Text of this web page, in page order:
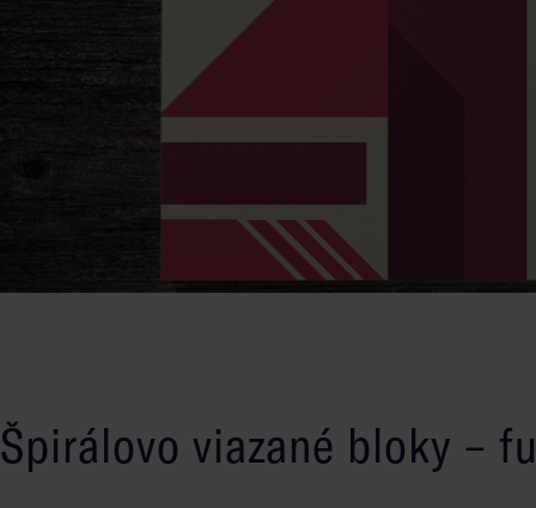
Špirálovo viazané bloky –